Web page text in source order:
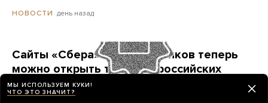
НОВОСТИ день назад
Сайты «Сбера» и других банков теперь
можно открыть только в российских
браузерах. Это опасно? И какой браузер
выбрать?
МЫ ИСПОЛЬЗУЕМ КУКИ!
ЧТО ЭТО ЗНАЧИТ?